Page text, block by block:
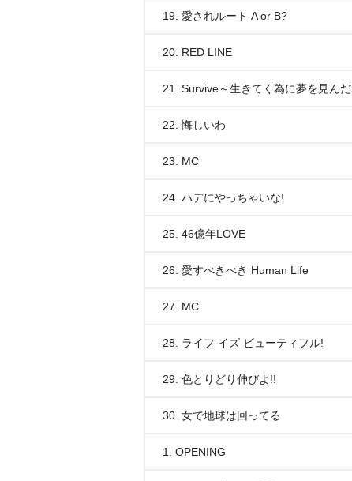
19. 愛されルート A or B?
20. RED LINE
21. Survive～生きてく為に夢を見んだ
22. 悔しいわ
23. MC
24. ハデにやっちゃいな!
25. 46億年LOVE
26. 愛すべきべき Human Life
27. MC
28. ライフ イズ ビューティフル!
29. 色とりどり伸びよ!!
30. 女で地球は回ってる
1. OPENING